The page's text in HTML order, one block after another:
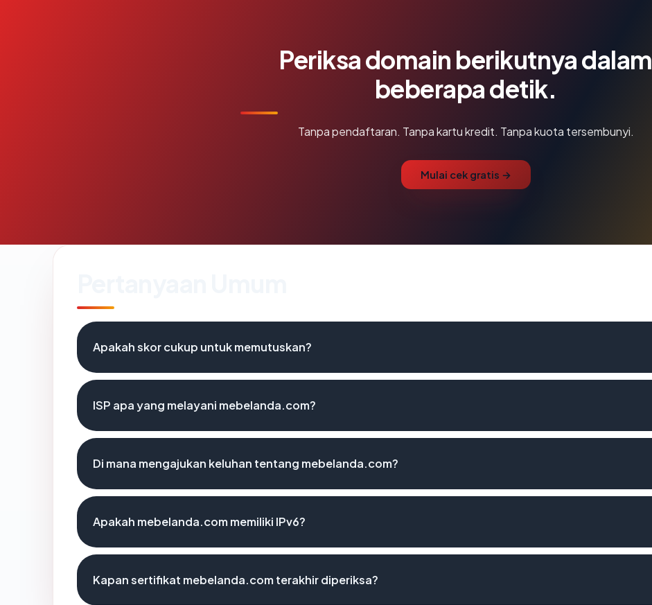
Periksa domain berikutnya dalam
beberapa detik.
Tanpa pendaftaran. Tanpa kartu kredit. Tanpa kuota tersembunyi.
Mulai cek gratis →
Apakah skor cukup untuk memutuskan?
ISP apa yang melayani mebelanda.com?
Di mana mengajukan keluhan tentang mebelanda.com?
Apakah mebelanda.com memiliki IPv6?
Kapan sertifikat mebelanda.com terakhir diperiksa?